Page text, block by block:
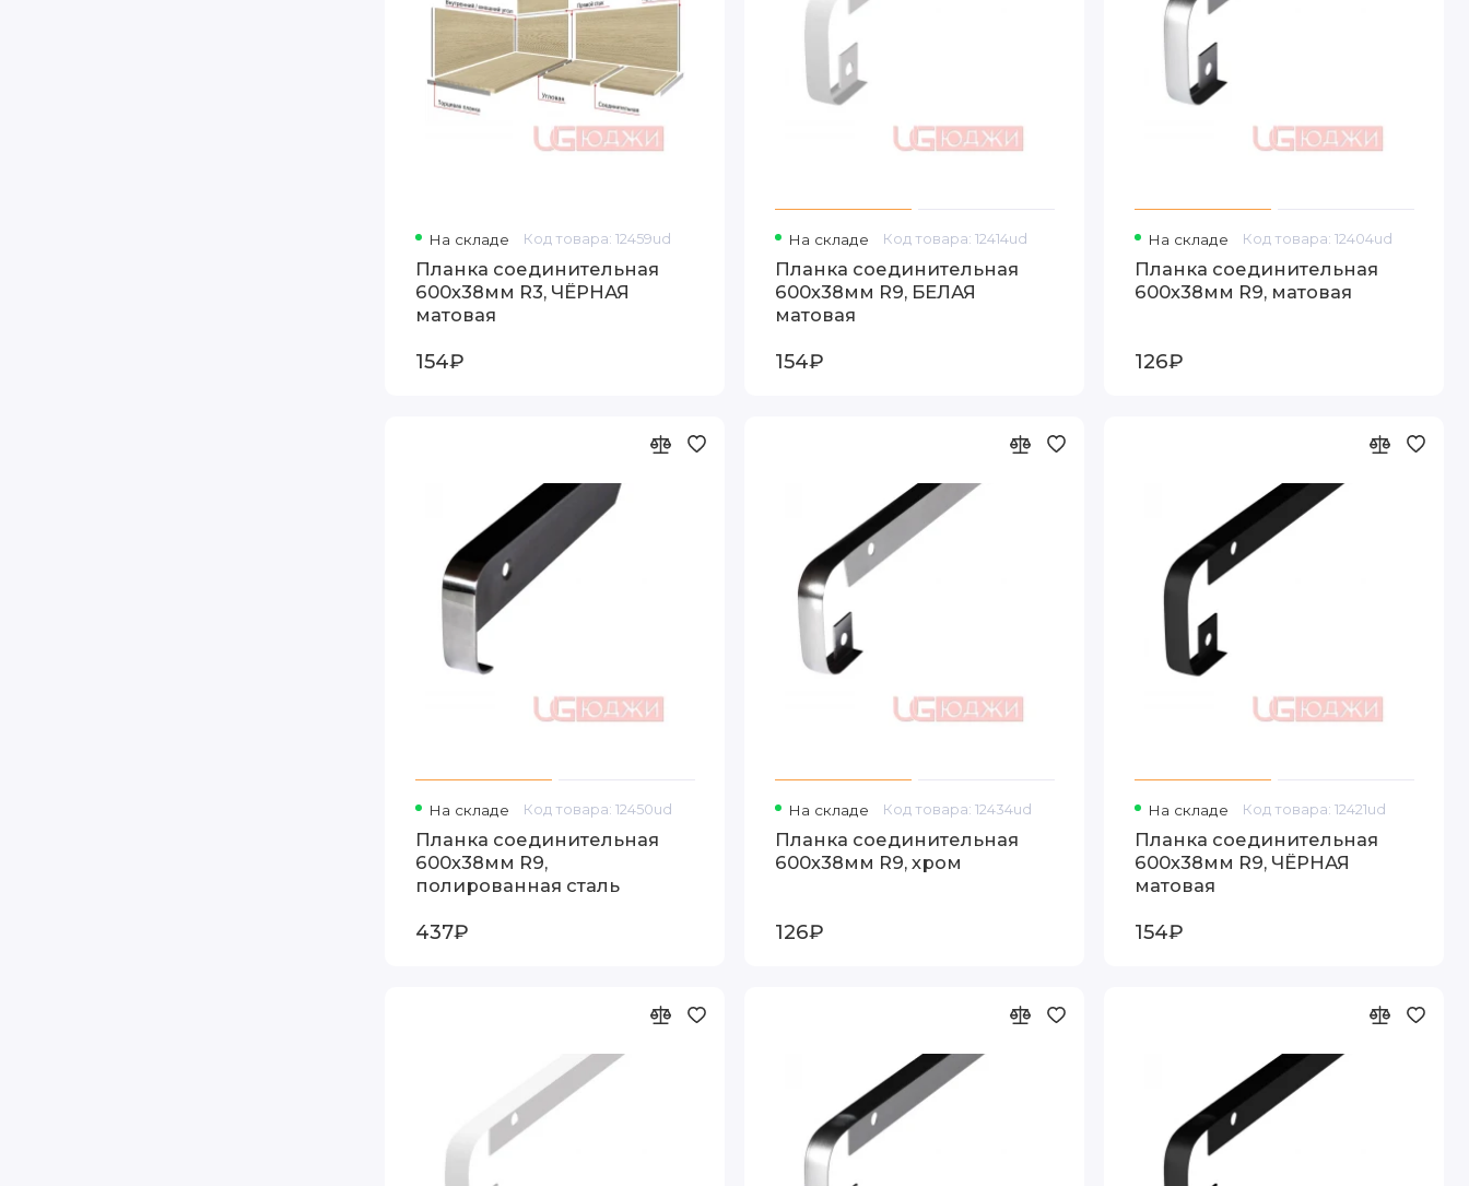
На складе Код товара: 12459ud
Планка соединительная
600х38мм R3, ЧЁРНАЯ
матовая
154₽
На складе Код товара: 12414ud
Планка соединительная
600х38мм R9, БЕЛАЯ
матовая
154₽
На складе Код товара: 12404ud
Планка соединительная
600х38мм R9, матовая
126₽
На складе Код товара: 12450ud
Планка соединительная
600х38мм R9,
полированная сталь
437₽
На складе Код товара: 12434ud
Планка соединительная
600х38мм R9, хром
126₽
На складе Код товара: 12421ud
Планка соединительная
600х38мм R9, ЧЁРНАЯ
матовая
154₽